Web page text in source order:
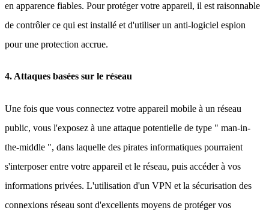
en apparence fiables. Pour protéger votre appareil, il est raisonnable
de contrôler ce qui est installé et d'utiliser un anti-logiciel espion
pour une protection accrue.
4. Attaques basées sur le réseau
Une fois que vous connectez votre appareil mobile à un réseau
public, vous l'exposez à une attaque potentielle de type " man-in-
the-middle ", dans laquelle des pirates informatiques pourraient
s'interposer entre votre appareil et le réseau, puis accéder à vos
informations privées. L'utilisation d'un VPN et la sécurisation des
connexions réseau sont d'excellents moyens de protéger vos